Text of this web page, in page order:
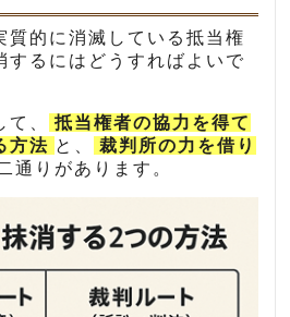
質的に消滅している抵当権
するにはどうすればよいで
、
抵当権者の協力を得て
方法 と、
裁判所の力を借り
通りがあります。